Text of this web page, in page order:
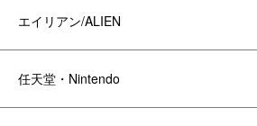
エイリアン/ALIEN
任天堂・Nintendo